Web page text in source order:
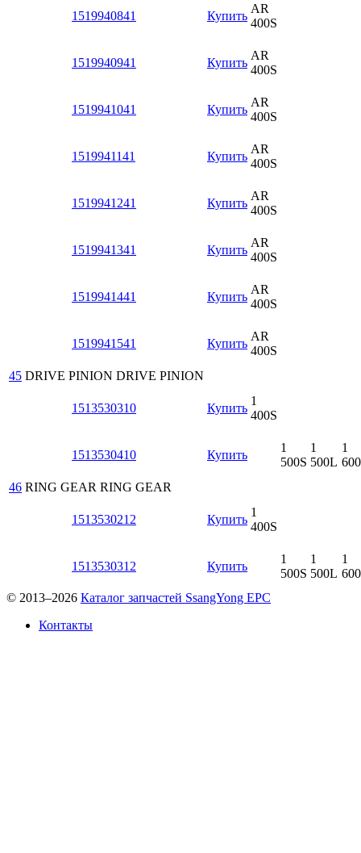
1519940841 Купить
AR
400S
1519940941 Купить
AR
400S
1519941041 Купить
AR
400S
1519941141 Купить
AR
400S
1519941241 Купить
AR
400S
1519941341 Купить
AR
400S
1519941441 Купить
AR
400S
1519941541 Купить
AR
400S
45 DRIVE PINION DRIVE PINION
1513530310 Купить
1
400S
1513530410 Купить
1
500S
1
500L
1
46 RING GEAR RING GEAR
1513530212 Купить
1
400S
1513530312 Купить
1
500S
1
500L
1
© 2013–2026 Каталог запчастей SsangYong EPC
Контакты